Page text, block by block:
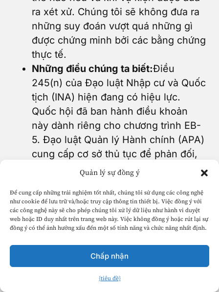
Quản lý sự đồng ý
Để cung cấp những trải nghiệm tốt nhất, chúng tôi sử dụng các công nghệ
như cookie để lưu trữ và/hoặc truy cập thông tin thiết bị. Việc đồng ý với
các công nghệ này sẽ cho phép chúng tôi xử lý dữ liệu như hành vi duyệt
web hoặc ID duy nhất trên trang web này. Việc không đồng ý hoặc rút lại sự
đồng ý có thể ảnh hưởng xấu đến một số tính năng và chức năng nhất định.
Chấp nhận
{tiêu đề}
ra xét xử. Chúng tôi sẽ không đưa ra
những suy đoán vượt quá những gì
được chứng minh bởi các bằng chứng
thực tế.
Những điều chúng ta biết:Điều
245(n) của Đạo luật Nhập cư và Quốc
tịch (INA) hiện đang có hiệu lực.
Quốc hội đã ban hành điều khoản
này dành riêng cho chương trình EB-
5. Đạo luật Quản lý Hành chính (APA)
cung cấp cơ sở thủ tục để phản đối,
độc lập với các lập luận về mặt pháp
đang chờ xử lý có một lập luận thuyết
phục về nguyên tắc không hồi tố.
Phản ứng về mặt pháp lý và vận động
chức bài bản, nghiêm túc và ngày
càng mở rộng.
Cam kết của Green Card Fund: